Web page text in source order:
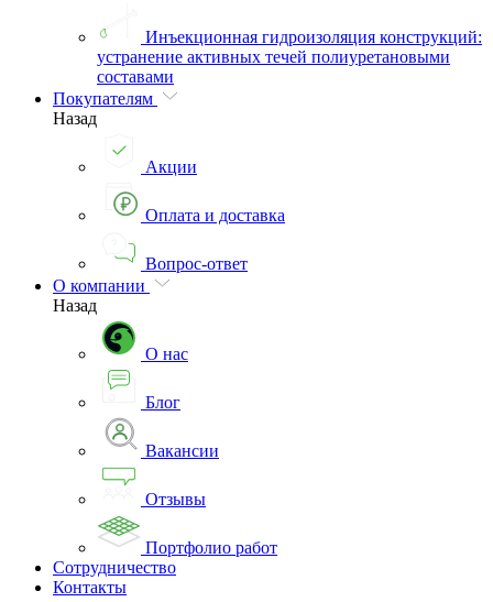
Инъекционная гидроизоляция конструкций:
устранение активных течей полиуретановыми
составами
Покупателям
Назад
Акции
Оплата и доставка
Вопрос-ответ
О компании
Назад
О нас
Блог
Вакансии
Отзывы
Портфолио работ
Сотрудничество
Контакты